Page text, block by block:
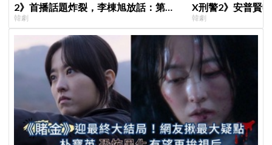
2》首播話題炸裂，李棟旭放話：第三
季找我，我就拍
韓劇
X刑警2》安普賢
哥哥們都認證的
韓劇